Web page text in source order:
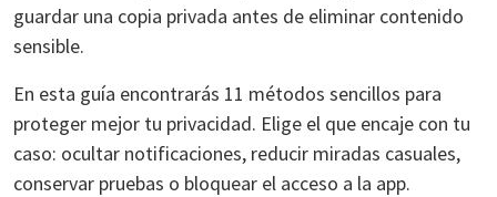
guardar una copia privada antes de eliminar contenido
sensible.
En esta guía encontrarás 11 métodos sencillos para
proteger mejor tu privacidad. Elige el que encaje con tu
caso: ocultar notificaciones, reducir miradas casuales,
conservar pruebas o bloquear el acceso a la app.